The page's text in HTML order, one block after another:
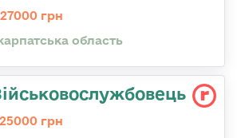
грн
область
грн